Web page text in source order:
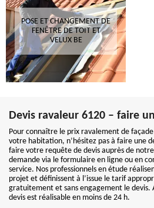
POSE ET CHANGEMENT DE
FENÊTRE DE TOIT ET
VELUX BE
Devis ravaleur 6120 – faire
Pour connaître le prix ravalement de
votre habitation, n’hésitez pas à faire une
faire votre requête de devis auprès de
demande via le formulaire en ligne ou en
service. Nos professionnels en étude
projet et définissent à l’issue le tarif
gratuitement et sans engagement le devis.
devis est réalisable en moins de 24 h.